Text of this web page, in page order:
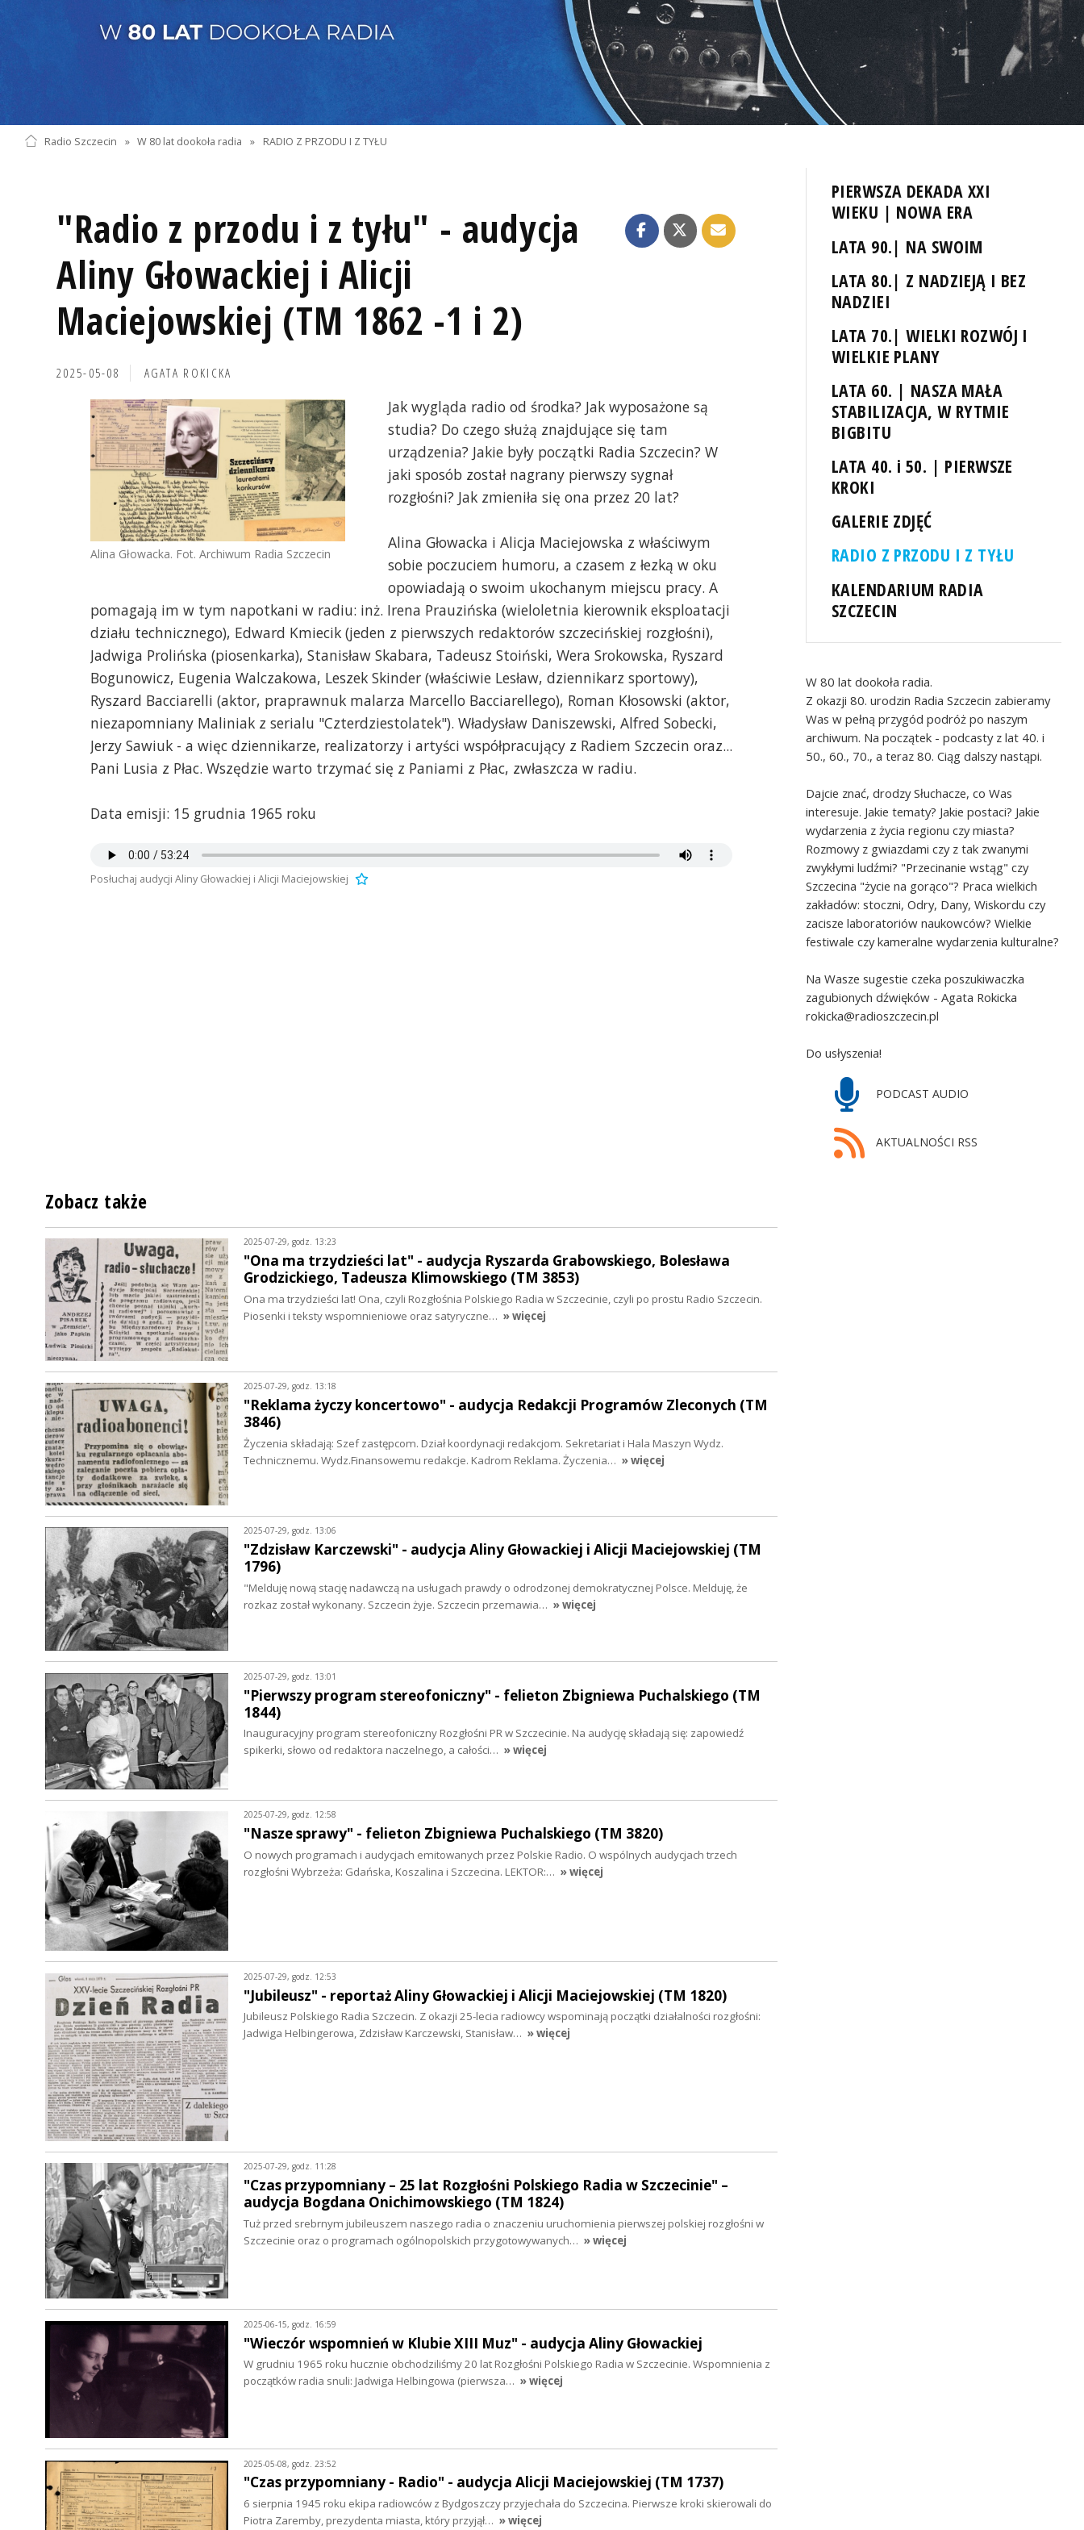
Radio Szczecin » W 80 lat dookoła radia » RADIO Z PRZODU I Z TYŁU
"Radio z przodu i z tyłu" - audycja
Aliny Głowackiej i Alicji
Maciejowskiej (TM 1862 -1 i 2)
2025-05-08 AGATA ROKICKA
Alina Głowacka. Fot. Archiwum Radia Szczecin
Jak wygląda radio od środka? Jak wyposażone są
studia? Do czego służą znajdujące się tam
urządzenia? Jakie były początki Radia Szczecin? W
jaki sposób został nagrany pierwszy sygnał
rozgłośni? Jak zmieniła się ona przez 20 lat?
Alina Głowacka i Alicja Maciejowska z właściwym
sobie poczuciem humoru, a czasem z łezką w oku
opowiadają o swoim ukochanym miejscu pracy. A
pomagają im w tym napotkani w radiu: inż. Irena Prauzińska (wieloletnia kierownik eksploatacji
działu technicznego), Edward Kmiecik (jeden z pierwszych redaktorów szczecińskiej rozgłośni),
Jadwiga Prolińska (piosenkarka), Stanisław Skabara, Tadeusz Stoiński, Wera Srokowska, Ryszard
Bogunowicz, Eugenia Walczakowa, Leszek Skinder (właściwie Lesław, dziennikarz sportowy),
Ryszard Bacciarelli (aktor, praprawnuk malarza Marcello Bacciarellego), Roman Kłosowski (aktor,
niezapomniany Maliniak z serialu "Czterdziestolatek"). Władysław Daniszewski, Alfred Sobecki,
Jerzy Sawiuk - a więc dziennikarze, realizatorzy i artyści współpracujący z Radiem Szczecin oraz...
Pani Lusia z Płac. Wszędzie warto trzymać się z Paniami z Płac, zwłaszcza w radiu.
Data emisji: 15 grudnia 1965 roku
Posłuchaj audycji Aliny Głowackiej i Alicji Maciejowskiej
PIERWSZA DEKADA XXI
WIEKU | NOWA ERA
LATA 90.| NA SWOIM
LATA 80.| Z NADZIEJĄ I BEZ
NADZIEI
LATA 70.| WIELKI ROZWÓJ I
WIELKIE PLANY
LATA 60. | NASZA MAŁA
STABILIZACJA, W RYTMIE
BIGBITU
LATA 40. i 50. | PIERWSZE
KROKI
GALERIE ZDJĘĆ
RADIO Z PRZODU I Z TYŁU
KALENDARIUM RADIA
SZCZECIN
W 80 lat dookoła radia.
Z okazji 80. urodzin Radia Szczecin zabieramy
Was w pełną przygód podróż po naszym
archiwum. Na początek - podcasty z lat 40. i
50., 60., 70., a teraz 80. Ciąg dalszy nastąpi.
Dajcie znać, drodzy Słuchacze, co Was
interesuje. Jakie tematy? Jakie postaci? Jakie
wydarzenia z życia regionu czy miasta?
Rozmowy z gwiazdami czy z tak zwanymi
zwykłymi ludźmi? "Przecinanie wstąg" czy
Szczecina "życie na gorąco"? Praca wielkich
zakładów: stoczni, Odry, Dany, Wiskordu czy
zacisze laboratoriów naukowców? Wielkie
festiwale czy kameralne wydarzenia kulturalne?
Na Wasze sugestie czeka poszukiwaczka
zagubionych dźwięków - Agata Rokicka
rokicka@radioszczecin.pl
Do usłyszenia!
PODCAST AUDIO
AKTUALNOŚCI RSS
Zobacz także
2025-07-29, godz. 13:23
"Ona ma trzydzieści lat" - audycja Ryszarda Grabowskiego, Bolesława
Grodzickiego, Tadeusza Klimowskiego (TM 3853)
Ona ma trzydzieści lat! Ona, czyli Rozgłośnia Polskiego Radia w Szczecinie, czyli po prostu Radio Szczecin.
Piosenki i teksty wspomnieniowe oraz satyryczne… » więcej
2025-07-29, godz. 13:18
"Reklama życzy koncertowo" - audycja Redakcji Programów Zleconych (TM
3846)
Życzenia składają: Szef zastępcom. Dział koordynacji redakcjom. Sekretariat i Hala Maszyn Wydz.
Technicznemu. Wydz.Finansowemu redakcje. Kadrom Reklama. Życzenia… » więcej
2025-07-29, godz. 13:06
"Zdzisław Karczewski" - audycja Aliny Głowackiej i Alicji Maciejowskiej (TM
1796)
"Melduję nową stację nadawczą na usługach prawdy o odrodzonej demokratycznej Polsce. Melduję, że
rozkaz został wykonany. Szczecin żyje. Szczecin przemawia… » więcej
2025-07-29, godz. 13:01
"Pierwszy program stereofoniczny" - felieton Zbigniewa Puchalskiego (TM
1844)
Inauguracyjny program stereofoniczny Rozgłośni PR w Szczecinie. Na audycję składają się: zapowiedź
spikerki, słowo od redaktora naczelnego, a całości… » więcej
2025-07-29, godz. 12:58
"Nasze sprawy" - felieton Zbigniewa Puchalskiego (TM 3820)
O nowych programach i audycjach emitowanych przez Polskie Radio. O wspólnych audycjach trzech
rozgłośni Wybrzeża: Gdańska, Koszalina i Szczecina. LEKTOR:… » więcej
2025-07-29, godz. 12:53
"Jubileusz" - reportaż Aliny Głowackiej i Alicji Maciejowskiej (TM 1820)
Jubileusz Polskiego Radia Szczecin. Z okazji 25-lecia radiowcy wspominają początki działalności rozgłośni:
Jadwiga Helbingerowa, Zdzisław Karczewski, Stanisław… » więcej
2025-07-29, godz. 11:28
"Czas przypomniany – 25 lat Rozgłośni Polskiego Radia w Szczecinie" –
audycja Bogdana Onichimowskiego (TM 1824)
Tuż przed srebrnym jubileuszem naszego radia o znaczeniu uruchomienia pierwszej polskiej rozgłośni w
Szczecinie oraz o programach ogólnopolskich przygotowywanych… » więcej
2025-06-15, godz. 16:59
"Wieczór wspomnień w Klubie XIII Muz" - audycja Aliny Głowackiej
W grudniu 1965 roku hucznie obchodziliśmy 20 lat Rozgłośni Polskiego Radia w Szczecinie. Wspomnienia z
początków radia snuli: Jadwiga Helbingowa (pierwsza… » więcej
2025-05-08, godz. 23:52
"Czas przypomniany - Radio" - audycja Alicji Maciejowskiej (TM 1737)
6 sierpnia 1945 roku ekipa radiowców z Bydgoszczy przyjechała do Szczecina. Pierwsze kroki skierowali do
Piotra Zaremby, prezydenta miasta, który przyjął… » więcej